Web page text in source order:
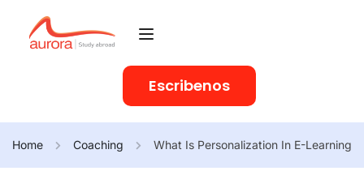
Escribenos
Home Coaching What Is Personalization In E-Learning